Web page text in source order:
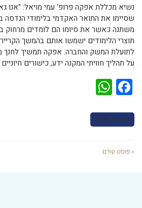
נשיא מכללת אפקה פרופ' עמי מויאל: "אנו
שסיימו את התואר האקדמי בלימודי
משתנה כאשר את סיומו הם לומדים מרחוק
תוצרי הלימודים ישמשו אותם בהמשך
לתועלת המשק והחברה. אפקה תמשיך לחנך
על תהליך חוויתי המקנה ידע, כישורים
Facebook
מכללת אפקה
« פוסט קודם